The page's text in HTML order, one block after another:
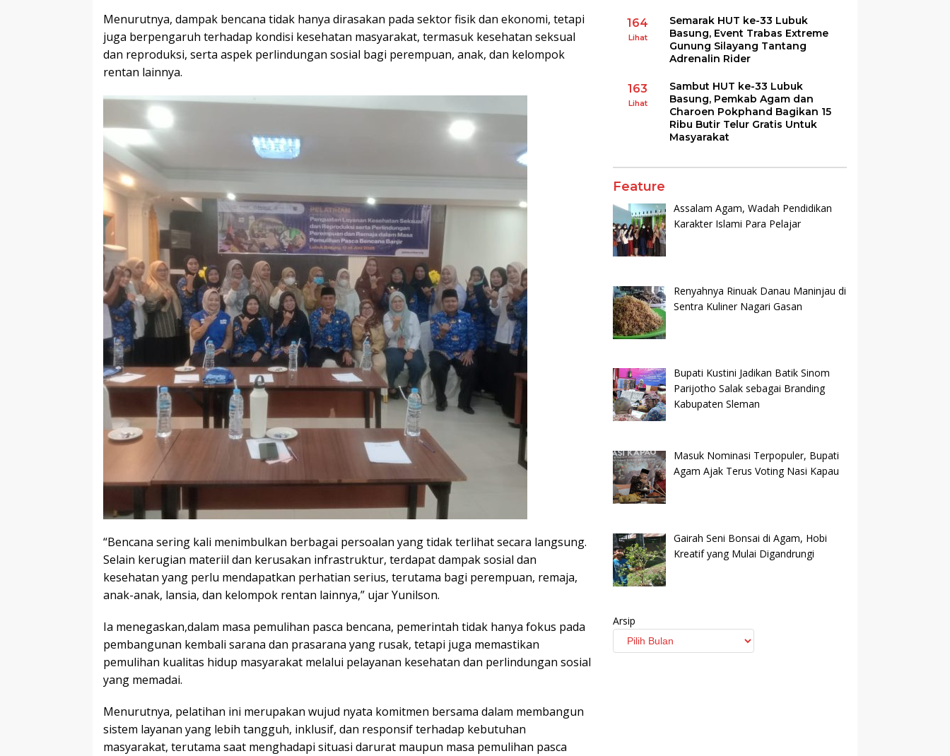
Menurutnya, dampak bencana tidak hanya dirasakan pada sektor fisik dan ekonomi, tetapi
juga berpengaruh terhadap kondisi kesehatan masyarakat, termasuk kesehatan seksual
dan reproduksi, serta aspek perlindungan sosial bagi perempuan, anak, dan kelompok
rentan lainnya.
“Bencana sering kali menimbulkan berbagai persoalan yang tidak terlihat secara langsung.
Selain kerugian materiil dan kerusakan infrastruktur, terdapat dampak sosial dan
kesehatan yang perlu mendapatkan perhatian serius, terutama bagi perempuan, remaja,
anak-anak, lansia, dan kelompok rentan lainnya,” ujar Yunilson.
Ia menegaskan,dalam masa pemulihan pasca bencana, pemerintah tidak hanya fokus pada
pembangunan kembali sarana dan prasarana yang rusak, tetapi juga memastikan
pemulihan kualitas hidup masyarakat melalui pelayanan kesehatan dan perlindungan sosial
yang memadai.
Menurutnya, pelatihan ini merupakan wujud nyata komitmen bersama dalam membangun
sistem layanan yang lebih tangguh, inklusif, dan responsif terhadap kebutuhan
masyarakat, terutama saat menghadapi situasi darurat maupun masa pemulihan pasca
164
Lihat
Semarak HUT ke-33 Lubuk
Basung, Event Trabas Extreme
Gunung Silayang Tantang
Adrenalin Rider
163
Lihat
Sambut HUT ke-33 Lubuk
Basung, Pemkab Agam dan
Charoen Pokphand Bagikan 15
Ribu Butir Telur Gratis Untuk
Masyarakat
Feature
Assalam Agam, Wadah Pendidikan
Karakter Islami Para Pelajar
Renyahnya Rinuak Danau Maninjau di
Sentra Kuliner Nagari Gasan
Bupati Kustini Jadikan Batik Sinom
Parijotho Salak sebagai Branding
Kabupaten Sleman
Masuk Nominasi Terpopuler, Bupati
Agam Ajak Terus Voting Nasi Kapau
Gairah Seni Bonsai di Agam, Hobi
Kreatif yang Mulai Digandrungi
Arsip